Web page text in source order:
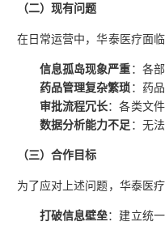
（二）现有问题
在日常运营中，华泰医疗面
信息孤岛现象严重：各
药品管理复杂繁琐：药
审批流程冗长：各类文
数据分析能力不足 ：无
（三）合作目标
为了应对上述问题，华泰医
打破信息壁垒：建立统